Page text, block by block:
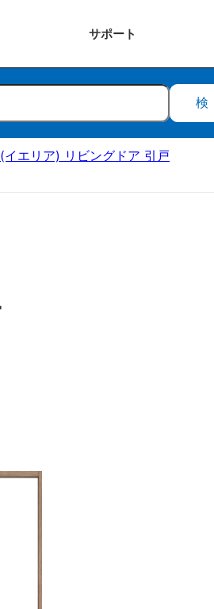
サポート
イエリア) リビングドア 引戸